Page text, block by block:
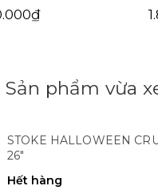
Sản phẩm vừa
STOKE HALLOWEEN
26"
Hết hàng